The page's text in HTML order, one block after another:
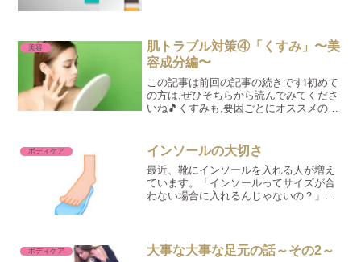
美容
肌トラブル対策④「くすみ」〜美
容成分編〜
この記事は前回の記事の続きです❕初めて
の方は,ぜひそちらから読んでみてくださ
いね🎵くすみも,要因ごとにオススメの成
は,それぞれシミとシワの記事にてご紹介
してますので...
ボディケア インソールの大切さ
最近、靴にインソールを入れる人が増え
ています。「インソールってサイズが合
わない場合に入れるんじゃないの？」っ
ボディケア 大事な大事な足元の話～その2～